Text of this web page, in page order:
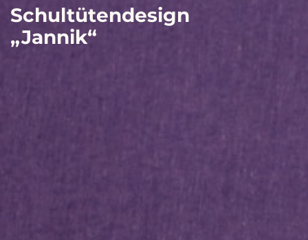
Schultütendesign
„Jannik“